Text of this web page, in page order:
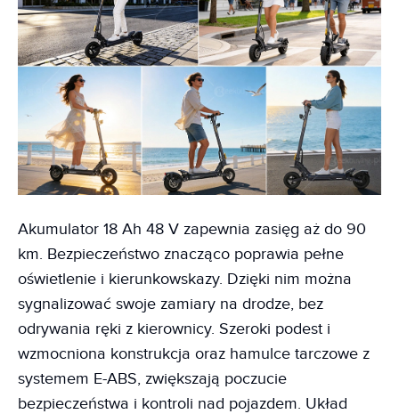
Akumulator 18 Ah 48 V zapewnia zasięg aż do 90
km. Bezpieczeństwo znacząco poprawia pełne
oświetlenie i kierunkowskazy. Dzięki nim można
sygnalizować swoje zamiary na drodze, bez
odrywania ręki z kierownicy. Szeroki podest i
wzmocniona konstrukcja oraz hamulce tarczowe z
systemem E-ABS, zwiększają poczucie
bezpieczeństwa i kontroli nad pojazdem. Układ